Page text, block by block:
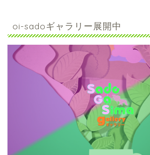
oi-sadoギャラリー展開中